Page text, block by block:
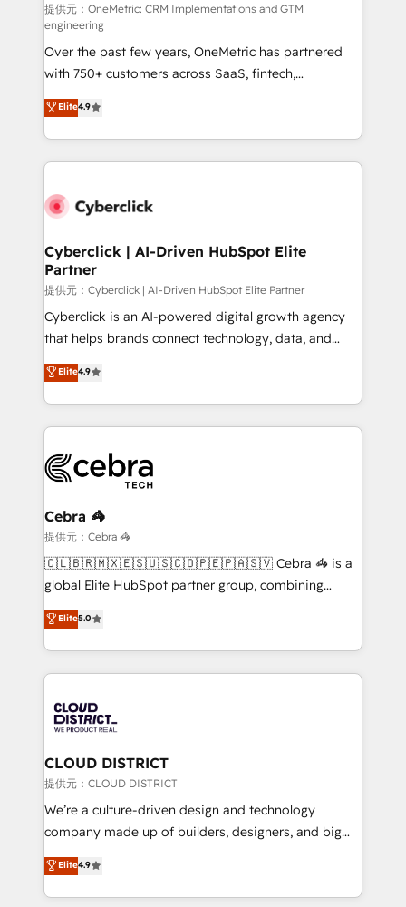
提供元：OneMetric: CRM Implementations and GTM
engineering
Over the past few years, OneMetric has partnered
with 750+ customers across SaaS, fintech,
healthcare, real estate, and other industries. With
150+ HubSpot-certified experts, we deliver scalable
solutions to complex GTM and RevOps challenges.
Our Expertise 🔹 Onboarding & Implementation:
tailored to your GTM motion. 🔹 Migrations:
from other CRMs to HubSpot without data loss or
downtime. 🔹 RevOps Strategy: Align teams,
processes, and data to drive revenue efficiency. 🔹
Integrations: Connect HubSpot with your tech stack
for better adoption. 🔹 Custom Solutions: Build
SOC 2 Type II and ISO 27001 certified, reinforcing
our commitment to data security and compliance. At
Elite4.9
Cyberclick | AI-Driven HubSpot Elite
Partner
提供元：Cyberclick | AI-Driven HubSpot Elite Partner
Cyberclick is an AI-powered digital growth agency
that helps brands connect technology, data, and
creativity to achieve measurable results. Founded in
Barcelona and operating across Spain, LATAM, and
the UK, we support global companies in building
smarter marketing, sales, and customer success
Iberia (Spain & Portugal), we combine human insight
with intelligent automation to drive sustainable
growth. Our multidisciplinary team designs solutions
that simplify complexity, boost performance, and
turn innovation into real impact. 🌍 Highlights •
HubSpot Partner since 2012 • 2022 EMEA Impact
projects • Clients in 30+ industries • Proprietary
technology for integrations • Multilingual team:
Elite4.9
Cebra 🦓
提供元：Cebra 🦓
🇨🇱🇧🇷🇲🇽🇪🇸🇺🇸🇨🇴🇵🇪🇵🇦🇸🇻 Cebra 🦓 is a
global Elite HubSpot partner group, combining
technology, marketing and media expertise across
Latin America and Southern Europe, with teams
across 9 countries. Born in Chile, we combine local
insight with international reach to help businesses
HubSpot implementations, building end-to-end
solutions that integrate CRM, AI automation, inbound
and loop marketing, content, and digital creativity.
Our multicultural team works in Spanish, Portuguese,
and English to design scalable strategies that drive
measurable growth. 🌎 Highlights: • 10+ years as a
Migration Excellence. • Top 3 Partner of the Year
LATAM 2022, 2023, 2024, 2025. • Partner of the Year
Elite5.0
CLOUD DISTRICT
提供元：CLOUD DISTRICT
We’re a culture-driven design and technology
company made up of builders, designers, and big
thinkers. We blend strategy, design, and
development—always fueled by curiosity—to turn
ideas, opportunities, and challenges into meaningful
Elite4.9